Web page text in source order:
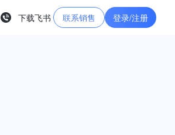
下载飞书 联系销售 登录/注册